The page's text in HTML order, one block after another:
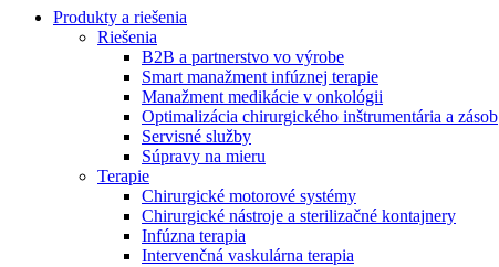
Terapie
Kontakt
Produkty a riešenia
Riešenia
B2B a partnerstvo vo výrobe
Smart manažment infúznej terapie
Manažment medikácie v onkológii
Optimalizácia chirurgického inštrumentária a zásob
Servisné služby
Súpravy na mieru
Terapie
Chirurgické motorové systémy
Chirurgické nástroje a sterilizačné kontajnery
Infúzna terapia
Intervenčná vaskulárna terapia